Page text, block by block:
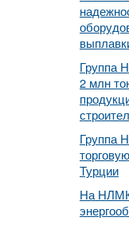
Группа
2 млн
Группа
Турции
На